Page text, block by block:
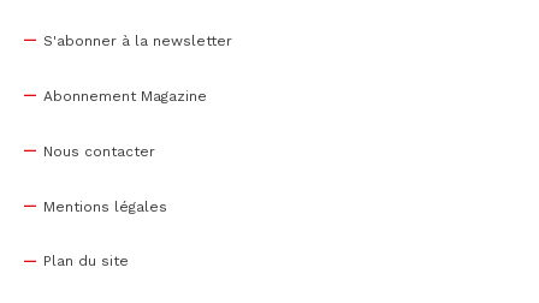
S'abonner à la newsletter
Abonnement Magazine
Nous contacter
Mentions légales
Plan du site